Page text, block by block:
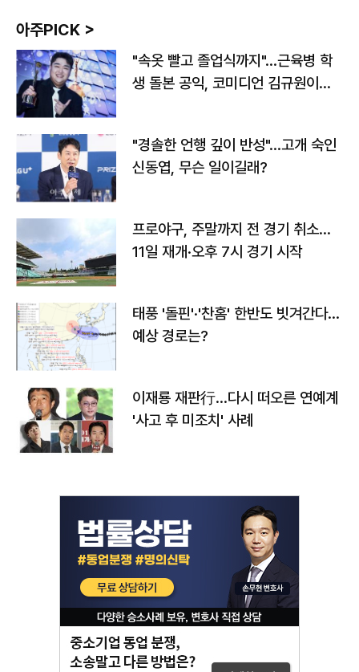
아주PICK >
"속옷 빨고 졸업식까지"…근육병 학
생 돌본 공익, 코미디언 김규원이었
"경솔한 언행 깊이 반성"…고개 숙인
신동엽, 무슨 일이길래?
프로야구, 주말까지 전 경기 취소…
11일 재개·오후 7시 경기 시작
태풍 '돌핀'·'찬홈' 한반도 빗겨간다…
예상 경로는?
이재룡 재판行…다시 떠오른 연예계
'사고 후 미조치' 사례